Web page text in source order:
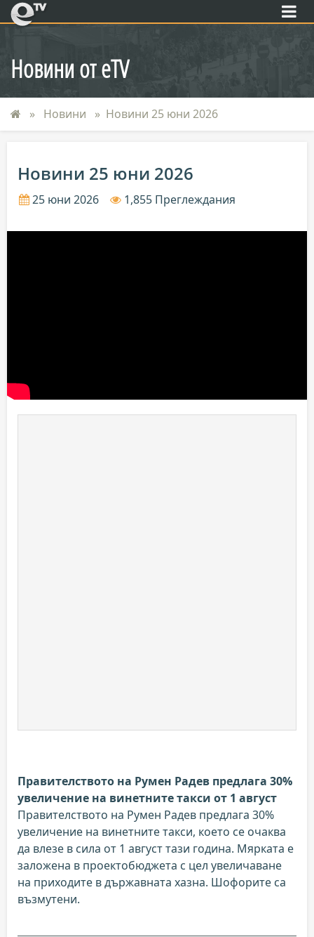
eTV
Новини от eTV
Новини Новини 25 юни 2026
Новини 25 юни 2026
25 юни 2026 1,855 Преглеждания
Правителството на Румен Радев предлага 30%
увеличение на винетните такси от 1 август
Правителството на Румен Радев предлага 30%
увеличение на винетните такси, което се очаква
да влезе в сила от 1 август тази година. Мярката е
заложена в проектобюджета с цел увеличаване
на приходите в държавната хазна. Шофорите са
възмутени.